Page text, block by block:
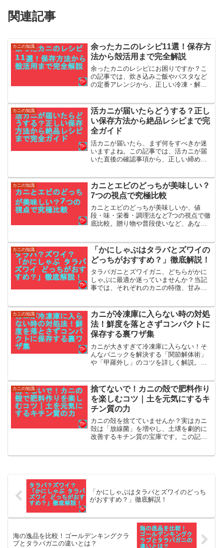
関連記事
カニの知識
余ったカニのレシピ11選！保存方
法から殻活用まで完全解説
余ったカニのレシピにお困りですか？こ
の記事では、炊き込みご飯やパスタなど
の定番アレンジから、正しい冷凍・解凍
カニの知識
活カニが届いたらどうする？正し
い保存方法から絶品レシピまで完
全ガイド
活カニが届いたら、まず何をすべきか迷
いますよね。この記事では、活カニが届
いた直後の確認事項から、正しい締め
で、専門的に詳しく解説します
カニの知識
カニとエビのどっちが美味しい？
7つの視点で究極比較
カニとエビのどっちが美味しいか、値
段・味・栄養・調理法など7つの視点で徹
底比較。贈り物や普段使いなど、あなた
カニの知識
「かにしゃぶはタラバとズワイの
どっちがおすすめ？」徹底解説！
タラバガニとズワイガニ、どちらがかに
しゃぶに最適か迷っていませんか？当記
事では、それぞれのカニの特徴、甘みと
プリ感とズワイガニの繊細な味わい、両
者の違いを比較して、あなたにぴったり
の選択をお手伝いします。
カニの知識
カニが冷凍庫に入らない時の対処
法！鮮度を落とさずコンパクトに
保存する裏ワザ集
カニが大きすぎて冷凍庫に入らない！そ
んなパニックを解決する「関節解体術」
や「甲羅外し」のコツを詳しく解説。鮮
知恵を120文字で凝縮してお届けします
カニの知識
捨てないで！カニの殻で肥料作り
を楽しむコツ｜土を元気にするキ
チン質の力
カニの殻を捨てていませんか？実はカニ
殻は「放線菌」を増やし、土壌を劇的に
改善するキチン質の宝庫です。この記事
「かにしゃぶはタラバとズワイのどっち
がおすすめ？」徹底解説！
海の逸品を比較！ゴールデンキングクラ
ブとタラバガニの違いとは？